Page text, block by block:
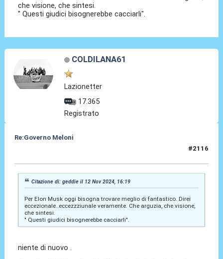
che visione, che sintesi.
" Questi giudici bisognerebbe cacciarli".
COLDILANA61
Lazionetter
17.365
Registrato
Re:Governo Meloni
#2116
Citazione di: geddie il 12 Nov 2024, 16:19
Per Elon Musk oggi bisogna trovare meglio di fantastico. Direi
eccezionale..eccezzziunale veramente. Che arguzia, che visione,
che sintesi.
" Questi giudici bisognerebbe cacciarli".
niente di nuovo .